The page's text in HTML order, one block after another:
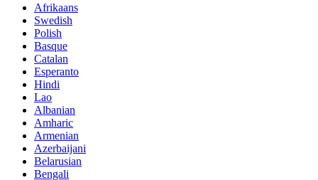
Afrikaans
Swedish
Polish
Basque
Catalan
Esperanto
Hindi
Lao
Albanian
Amharic
Armenian
Azerbaijani
Belarusian
Bengali